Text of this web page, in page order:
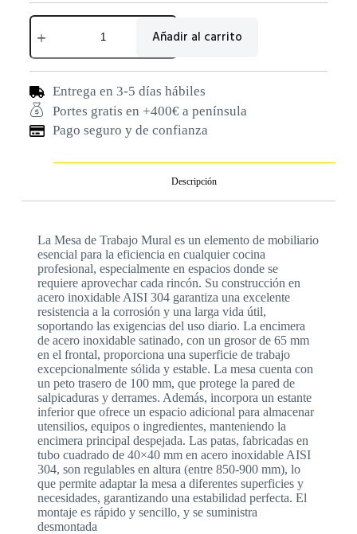
Añadir al carrito
Entrega en 3-5 días hábiles
Portes gratis en +400€ a península
Pago seguro y de confianza
Descripción
La Mesa de Trabajo Mural es un elemento de mobiliario
esencial para la eficiencia en cualquier cocina
profesional, especialmente en espacios donde se
requiere aprovechar cada rincón. Su construcción en
acero inoxidable AISI 304 garantiza una excelente
resistencia a la corrosión y una larga vida útil,
soportando las exigencias del uso diario. La encimera
de acero inoxidable satinado, con un grosor de 65 mm
en el frontal, proporciona una superficie de trabajo
excepcionalmente sólida y estable. La mesa cuenta con
un peto trasero de 100 mm, que protege la pared de
salpicaduras y derrames. Además, incorpora un estante
inferior que ofrece un espacio adicional para almacenar
utensilios, equipos o ingredientes, manteniendo la
encimera principal despejada. Las patas, fabricadas en
tubo cuadrado de 40×40 mm en acero inoxidable AISI
304, son regulables en altura (entre 850-900 mm), lo
que permite adaptar la mesa a diferentes superficies y
necesidades, garantizando una estabilidad perfecta. El
montaje es rápido y sencillo, y se suministra
desmontada